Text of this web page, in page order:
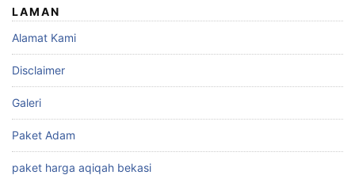
LAMAN
Alamat Kami
Disclaimer
Galeri
Paket Adam
paket harga aqiqah bekasi